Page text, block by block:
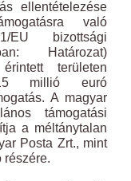
ellentételezése
való
EU bizottsági
Határozat)
területen
15 millió euró
A magyar
támogatási
a méltánytalan
Posta Zrt., mint
részére.